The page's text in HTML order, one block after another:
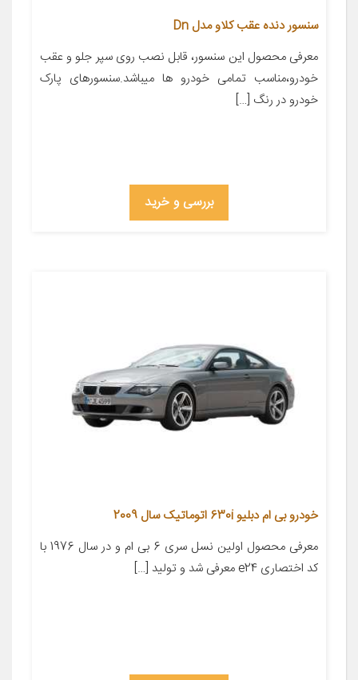
سنسور دنده عقب کلاو مدل Dn
معرفی محصول این سنسور، قابل نصب روی سپر جلو و عقب
خودرو،مناسب تمامی خودرو ها میباشد.سنسورهای پارک
خودرو در رنگ […]
بررسی و خرید
خودرو بی ام دبلیو 630i اتوماتیک سال 2009
معرفی محصول اولین نسل سری 6 بی ام و در سال 1976 با
کد اختصاری e24 معرفی شد و تولید […]